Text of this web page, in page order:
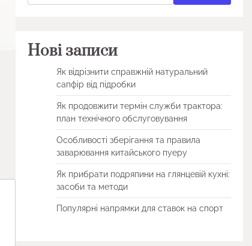
Нові записи
Як відрізнити справжній натуральний
сапфір від підробки
Як продовжити термін служби трактора:
план технічного обслуговування
Особливості зберігання та правила
заварювання китайського пуеру
Як прибрати подряпини на глянцевій кухні:
засоби та методи
Популярні напрямки для ставок на спорт